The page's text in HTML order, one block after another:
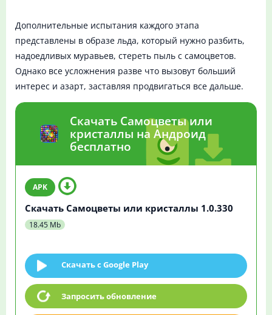
Дополнительные испытания каждого этапа
представлены в образе льда, который нужно разбить,
надоедливых муравьев, стереть пыль с самоцветов.
Однако все усложнения разве что вызовут больший
интерес и азарт, заставляя продвигаться все дальше.
Скачать Самоцветы или
кристаллы на Андроид
бесплатно
Скачать Самоцветы или кристаллы 1.0.330
18.45 Mb
Скачать c Google Play
Запросить обновление